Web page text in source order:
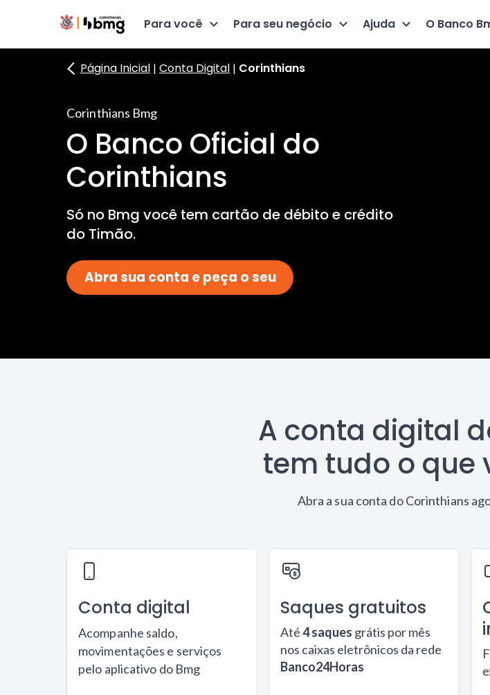
Para você Para seu negócio Ajuda O Banco
Página Inicial Conta Digital Corinthians
Corinthians Bmg
O Banco Oficial do
Corinthians
Só no Bmg você tem cartão de débito e crédito
do Timão.
Abra sua conta e peça o seu
A conta digital
tem tudo o que
Abra a sua conta do Corinthians
Conta digital
Acompanhe saldo,
movimentações e serviços
pelo aplicativo do Bmg
Saques gratuitos
Até4 saques grátis por mês
nos caixas eletrônicos da rede
Banco24Horas